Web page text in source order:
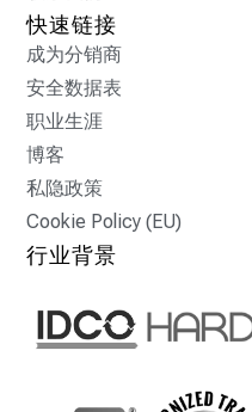
快速链接
成为分销商
安全数据表
职业生涯
博客
私隐政策
Cookie Policy (EU)
行业背景